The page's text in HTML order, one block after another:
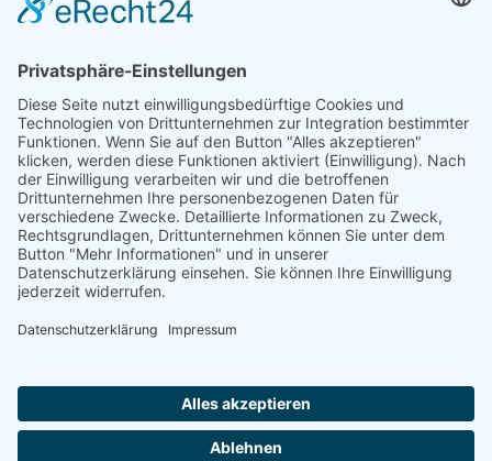
„Staubsches Haus“
Untere Sandstraße 30
96049 Bamberg
Tel: +49 (0) 951 67600
E-Mail:info@bamberger-marionettentheater.de